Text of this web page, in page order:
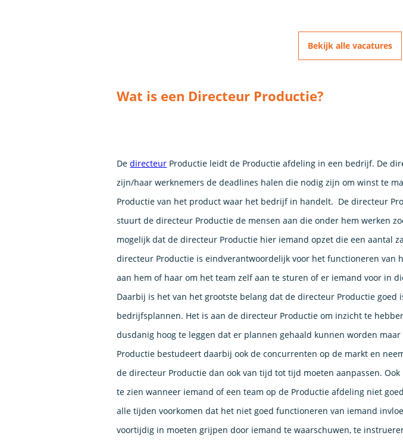
Bekijk alle vacatures
Wat is een Directeur Productie?
Dedirecteur Productie leidt de Productie afdeling in een bedrijf. De
zijn/haar werknemers de deadlines halen die nodig zijn om winst te
Productie van het product waar het bedrijf in handelt. De directeur
stuurt de directeur Productie de mensen aan die onder hem werken
mogelijk dat de directeur Productie hier iemand opzet die een aantal
directeur Productie is eindverantwoordelijk voor het functioneren van
aan hem of haar om het team zelf aan te sturen of er iemand voor in
Daarbij is het van het grootste belang dat de directeur Productie goed
bedrijfsplannen. Het is aan de directeur Productie om inzicht te
dusdanig hoog te leggen dat er plannen gehaald kunnen worden
Productie bestudeert daarbij ook de concurrenten op de markt en
de directeur Productie dan ook van tijd tot tijd moeten aanpassen.
te zien wanneer iemand of een team op de Productie afdeling niet
alle tijden voorkomen dat het niet goed functioneren van iemand
voortijdig in moeten grijpen door iemand te waarschuwen, te